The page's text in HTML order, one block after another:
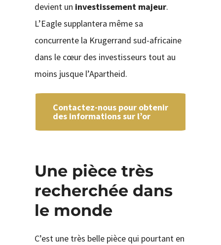
devient un investissement majeur.
L’Eagle supplantera même sa
concurrente la Krugerrand sud-africaine
dans le cœur des investisseurs tout au
moins jusque l’Apartheid.
Contactez-nous pour obtenir
des informations sur l’or
Une pièce très
recherchée dans
le monde
C’est une très belle pièce qui pourtant en